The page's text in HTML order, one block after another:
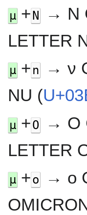
µ + N
→ Ν
LETTER
µ +n
→ ν
NU (
µ +O
→ Ο
LETTER
µ +o
→ ο